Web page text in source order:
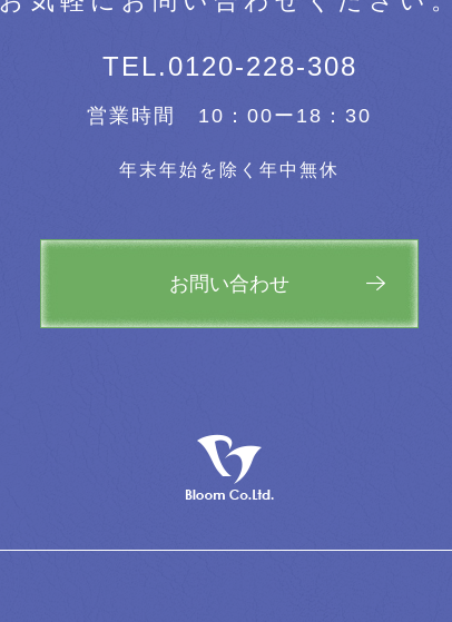
TEL.0120-228-308
営業時間 10：00ー18：30
年末年始を除く年中無休
お問い合わせ